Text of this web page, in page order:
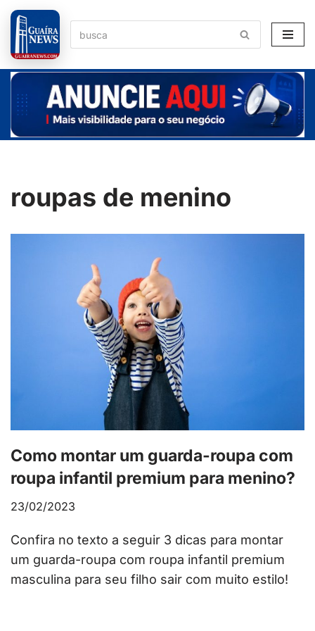
Pular
para
o
conteúdo
roupas de menino
Como montar um guarda-roupa com
roupa infantil premium para menino?
23/02/2023
Confira no texto a seguir 3 dicas para montar
um guarda-roupa com roupa infantil premium
masculina para seu filho sair com muito estilo!